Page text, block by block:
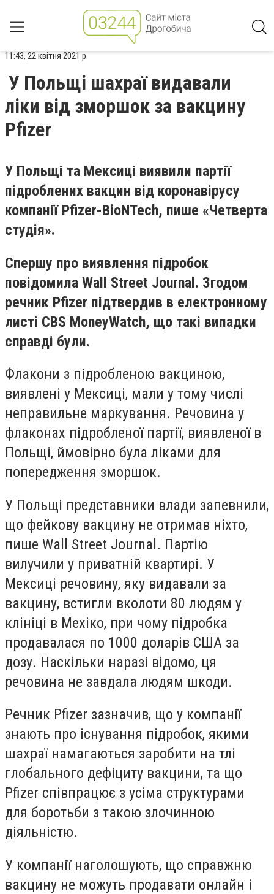
11:43, 22 квітня 2021 р.
У Польщі шахраї видавали
ліки від зморшок за вакцину
Pfizer
У Польщі та Мексиці виявили партії
підроблених вакцин від коронавірусу
компанії Pfizer-BioNTech, пише «Четверта
студія».
Спершу про виявлення підробок
повідомила Wall Street Journal. Згодом
речник Pfizer підтвердив в електронному
листі CBS MoneyWatch, що такі випадки
справді були.
Флакони з підробленою вакциною,
виявлені у Мексиці, мали у тому числі
неправильне маркування. Речовина у
флаконах підробленої партії, виявленої в
Польщі, ймовірно була ліками для
попередження зморшок.
У Польщі представники влади запевнили,
що фейкову вакцину не отримав ніхто,
пише Wall Street Journal. Партію
вилучили у приватній квартирі. У
Мексиці речовину, яку видавали за
вакцину, встигли вколоти 80 людям у
клініці в Мехіко, при чому підробка
продавалася по 1000 доларів США за
дозу. Наскільки наразі відомо, ця
речовина не завдала людям шкоди.
Речник Pfizer зазначив, що у компанії
знають про існування підробок, якими
шахраї намагаються заробити на тлі
глобального дефіциту вакцини, та що
Pfizer співпрацює з усіма структурами
для боротьби з такою злочинною
діяльністю.
У компанії наголошують, що справжню
вакцину не можуть продавати онлайн і